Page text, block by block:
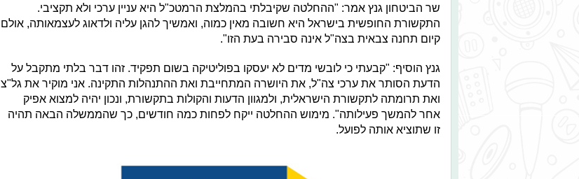
שר הביטחון גנץ אמר: "ההחלטה שקיבלתי בהמלצת הרמטכ"ל היא עניין ערכי ולא תקציבי.
התקשורת החופשית בישראל היא חשובה מאין כמוה, ואמשיך להגן עליה ולדאוג לעצמאותה, אולם
קיום תחנה צבאית בצה"ל אינה סבירה בעת הזו".
גנץ הוסיף: "קבעתי כי לובשי מדים לא יעסקו בפוליטיקה בשום תפקיד. זהו דבר בלתי מתקבל על
הדעת הסותר את ערכי צה"ל, את היושרה המתחייבת ואת ההתנהלות התקינה. אני מוקיר את גל"צ
ואת תרומתה לתקשורת הישראלית, ולמגוון הדעות והקולות בתקשורת, ונכון יהיה למצוא אפיק
אחר להמשך פעילותה". מימוש ההחלטה ייקח לפחות כמה חודשים, כך שהממשלה הבאה תהיה
זו שתוציא אותה לפועל.